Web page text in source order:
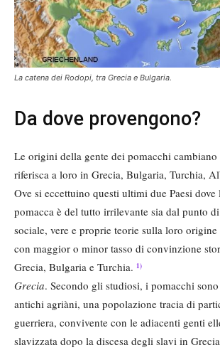
La catena dei Rodopi, tra Grecia e Bulgaria.
Da dove provengono?
Le origini della gente dei pomacchi cambiano
riferisca a loro in Grecia, Bulgaria, Turchia,
Ove si eccettuino questi ultimi due Paesi dove
pomacca è del tutto irrilevante sia dal punto
sociale, vere e proprie teorie sulla loro origine
con maggior o minor tasso di convinzione
Grecia, Bulgaria e Turchia. 1)
Grecia. Secondo gli studiosi, i pomacchi
antichi agriàni, una popolazione tracia di
guerriera, convivente con le adiacenti genti
slavizzata dopo la discesa degli slavi in